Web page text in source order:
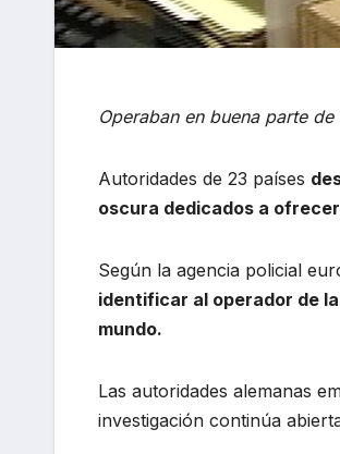
Operaban en buena parte
Autoridades de 23 países
oscura dedicados a
Según la agencia policial
identificar al operador de
mundo.
Las autoridades alemanas
investigación continúa